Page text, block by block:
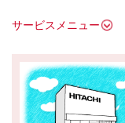
サービスメニュー